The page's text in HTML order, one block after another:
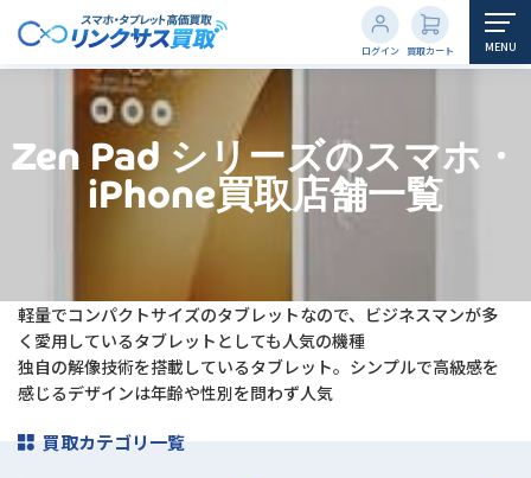
買取カート
ログイン MENU
Zen Pad シリーズのスマホ・
iPhone買取店舗一覧
軽量でコンパクトサイズのタブレットなので、ビジネスマンが多
く愛用しているタブレットとしても人気の機種
独自の解像技術を搭載しているタブレット。シンプルで高級感を
感じるデザインは年齢や性別を問わず人気
買取カテゴリ一覧